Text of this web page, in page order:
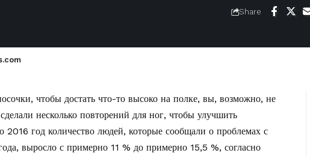
Share
чтобы достать что-то высоко на полке, вы, возможно, не
несколько повторений для ног, чтобы улучшить
2016 год количество людей, которые сообщали о проблемах с
выросло с примерно 11 % до примерно 15,5 %, согласно